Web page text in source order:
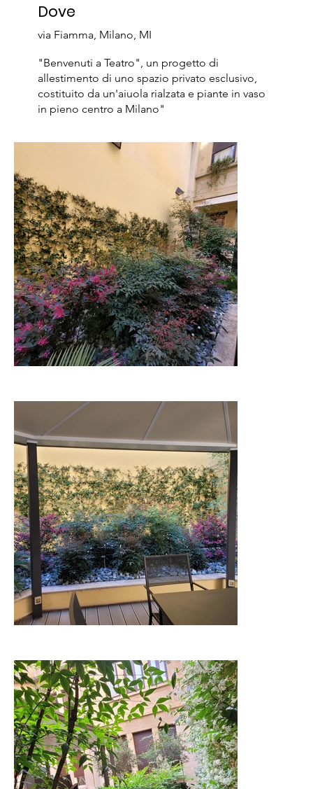
Dove
via Fiamma, Milano, MI
"Benvenuti a Teatro", un progetto di
allestimento di uno spazio privato esclusivo,
costituito da un'aiuola rialzata e piante in vaso
in pieno centro a Milano"